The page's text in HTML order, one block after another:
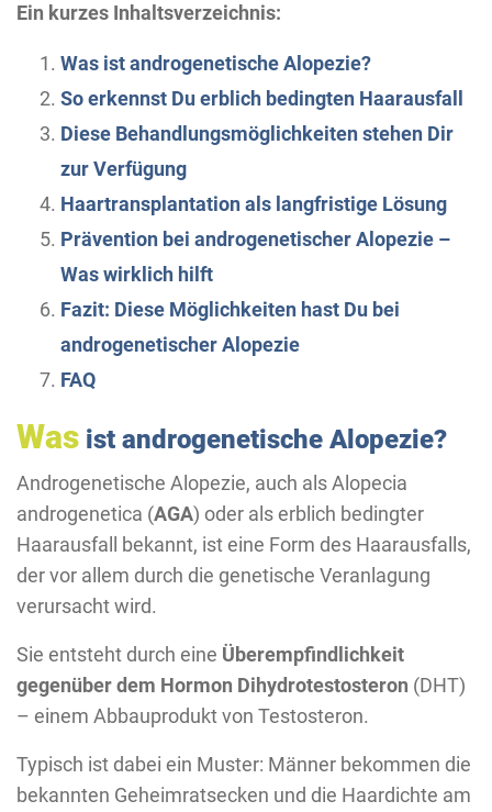
Ein kurzes Inhaltsverzeichnis:
Was ist androgenetische Alopezie?
So erkennst Du erblich bedingten Haarausfall
Diese Behandlungsmöglichkeiten stehen Dir
zur Verfügung
Haartransplantation als langfristige Lösung
Prävention bei androgenetischer Alopezie –
Was wirklich hilft
Fazit: Diese Möglichkeiten hast Du bei
androgenetischer Alopezie
FAQ
Was ist androgenetische Alopezie?
Androgenetische Alopezie, auch als Alopecia
androgenetica (AGA) oder als erblich bedingter
Haarausfall bekannt, ist eine Form des Haarausfalls,
der vor allem durch die genetische Veranlagung
verursacht wird.
Sie entsteht durch eine Überempfindlichkeit
gegenüber dem Hormon Dihydrotestosteron (DHT)
– einem Abbauprodukt von Testosteron.
Typisch ist dabei ein Muster: Männer bekommen die
bekannten Geheimratsecken und die Haardichte am